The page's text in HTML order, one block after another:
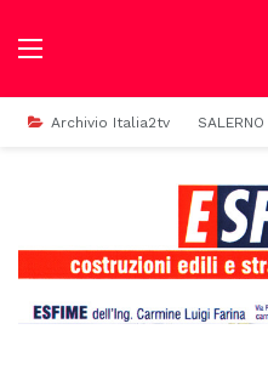
Archivio Italia2tv